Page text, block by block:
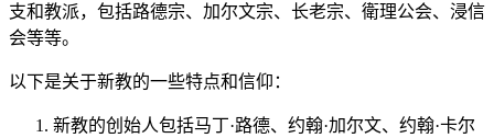
支和教派，包括路德宗、加尔文宗、长老宗、衛理公会、浸信
会等等。
以下是关于新教的一些特点和信仰：
新教的创始人包括马丁·路德、约翰·加尔文、约翰·卡尔